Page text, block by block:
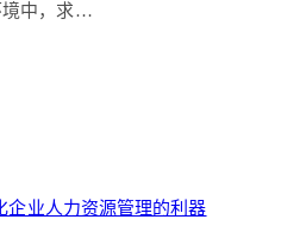
境中，求…
企业人力资源管理的利器